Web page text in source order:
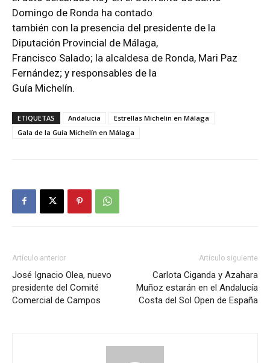
Domingo de Ronda ha contado
también con la presencia del presidente de la
Diputación Provincial de Málaga,
Francisco Salado; la alcaldesa de Ronda, Mari Paz
Fernández; y responsables de la
Guía Michelín.
ETIQUETAS Andalucia
Estrellas Michelin en Málaga
Gala de la Guía Michelín en Málaga
Artículo anterior
José Ignacio Olea, nuevo
presidente del Comité
Comercial de Campos
Artículo siguiente
Carlota Ciganda y Azahara
Muñoz estarán en el Andalucía
Costa del Sol Open de España